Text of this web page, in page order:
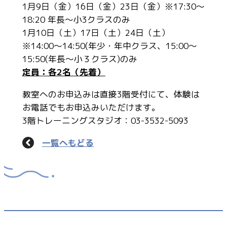
1月9日（金）16日（金）23日（金）※17:30～
18:20 年長～小3クラスのみ
1月10日（土）17日（土）24日（土）
※14:00～14:50(年少・年中クラス、15:00～
15:50(年長～小３クラス)のみ
定員：各2名（先着）
教室へのお申込みは直接3階受付にて、体験は
お電話でもお申込みいただけます。
3階トレーニングスタジオ：03-3532-5093
一覧へもどる